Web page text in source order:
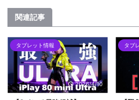
関連記事
タブレット情報
2026/4/10
タブ